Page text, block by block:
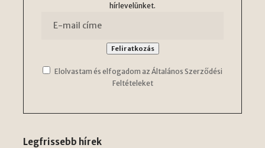
hírlevelünket.
Elolvastam és elfogadom az Általános Szerződési
Feltételeket
Legfrissebb hírek